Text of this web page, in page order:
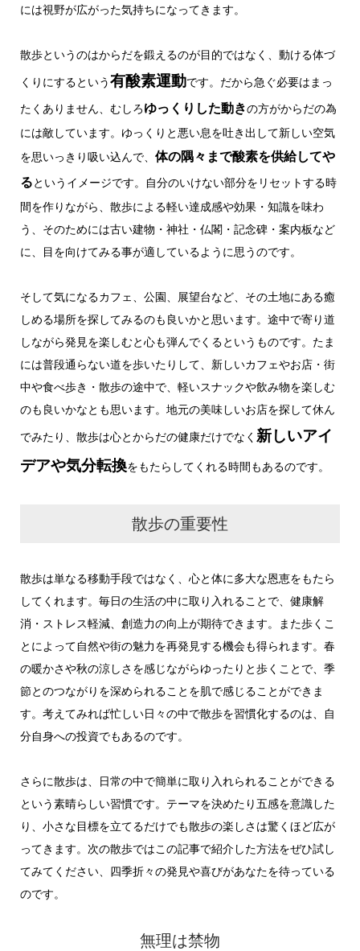
には視野が広がった気持ちになってきます。
散歩というのはからだを鍛えるのが目的ではなく、動ける体づ
くりにするという有酸素運動です。だから急ぐ必要はまっ
たくありません、むしろゆっくりした動きの方がからだの為
には敵しています。ゆっくりと悪い息を吐き出して新しい空気
を思いっきり吸い込んで、 体の隅々まで酸素を供給してや
るというイメージです。自分のいけない部分をリセットする時
間を作りながら、散歩による軽い達成感や効果・知識を味わ
う、そのためには古い建物・神社・仏閣・記念碑・案内板など
に、目を向けてみる事が適しているように思うのです。
そして気になるカフェ、公園、展望台など、その土地にある癒
しめる場所を探してみるのも良いかと思います。途中で寄り道
しながら発見を楽しむと心も弾んでくるというものです。たま
には普段通らない道を歩いたりして、新しいカフェやお店・街
中や食べ歩き・散歩の途中で、軽いスナックや飲み物を楽しむ
のも良いかなとも思います。地元の美味しいお店を探して休ん
でみたり、散歩は心とからだの健康だけでなく 新しいアイ
デアや気分転換をもたらしてくれる時間もあるのです。
散歩の重要性
散歩は単なる移動手段ではなく、心と体に多大な恩恵をもたら
してくれます。毎日の生活の中に取り入れることで、健康解
消・ストレス軽減、創造力の向上が期待できます。また歩くこ
とによって自然や街の魅力を再発見する機会も得られます。春
の暖かさや秋の涼しさを感じながらゆったりと歩くことで、季
節とのつながりを深められることを肌で感じることができま
す。考えてみれば忙しい日々の中で散歩を習慣化するのは、自
分自身への投資でもあるのです。
さらに散歩は、日常の中で簡単に取り入れられることができる
という素晴らしい習慣です。テーマを決めたり五感を意識した
り、小さな目標を立てるだけでも散歩の楽しさは驚くほど広が
ってきます。次の散歩ではこの記事で紹介した方法をぜひ試し
てみてください、四季折々の発見や喜びがあなたを待っている
のです。
無理は禁物